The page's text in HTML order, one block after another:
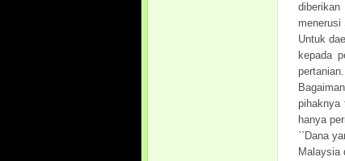
menerusi
Untuk
kepada
pertanian.
pihaknya
hanya
``Dana
Malaysia